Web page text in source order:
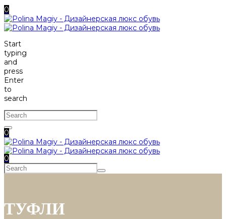
0
Start
typing
and
press
Enter
to
search
0
0
ТУФЛИ